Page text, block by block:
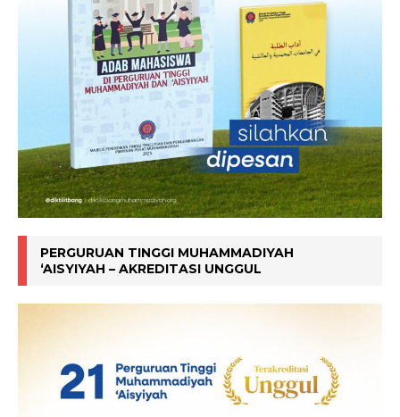
PERGURUAN TINGGI MUHAMMADIYAH
‘AISYIYAH – AKREDITASI UNGGUL